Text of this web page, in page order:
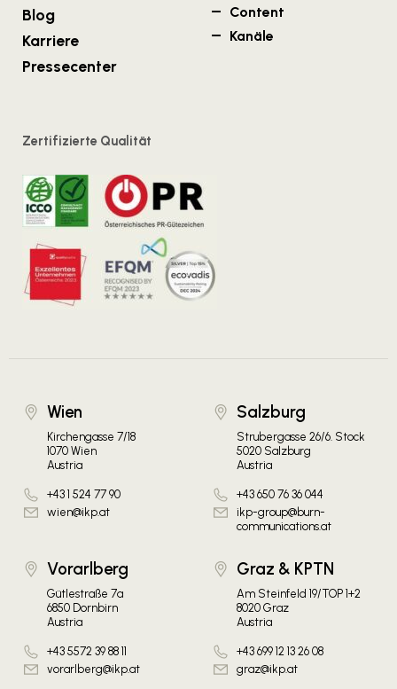
Blog
Karriere
Pressecenter
Content
Kanäle
Zertifizierte Qualität
Wien
Kirchengasse 7/18
1070 Wien
Austria
+43 1 524 77 90
wien@ikp.at
Salzburg
Strubergasse 26/6. Stock
5020 Salzburg
Austria
+43 650 76 36 044
ikp-group@burn-
communications.at
Vorarlberg
Gütlestraße 7a
6850 Dornbirn
Austria
+43 5572 39 88 11
vorarlberg@ikp.at
Graz & KPTN
Am Steinfeld 19/TOP 1+2
8020 Graz
Austria
+43 699 12 13 26 08
graz@ikp.at